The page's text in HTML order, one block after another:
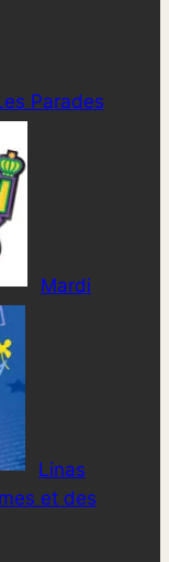
Parades
Mardi
Linas
et des